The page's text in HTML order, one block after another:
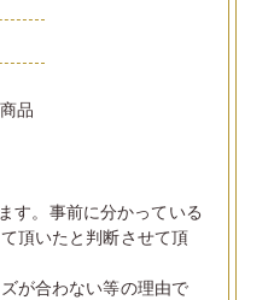
品
す。事前に分かっている
頂いたと判断させて頂
が合わない等の理由で